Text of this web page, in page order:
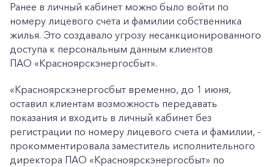
Ранее в личный кабинет можно было войти по
номеру лицевого счета и фамилии собственника
жилья. Это создавало угрозу несанкционированного
доступа к персональным данным клиентов
ПАО «Красноярскэнергосбыт».
«Красноярскэнергосбыт временно, до 1 июня,
оставил клиентам возможность передавать
показания и входить в личный кабинет без
регистрации по номеру лицевого счета и фамилии, -
прокомментировала заместитель исполнительного
директора ПАО «Красноярскэнергосбыт» по